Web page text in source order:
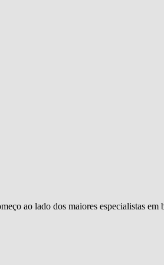
ao lado dos maiores especialistas em